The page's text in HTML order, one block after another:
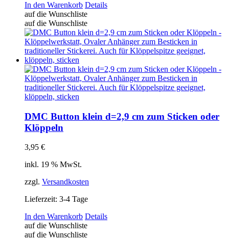
In den Warenkorb Details
auf die Wunschliste
auf die Wunschliste
DMC Button klein d=2,9 cm zum Sticken oder
Klöppeln
3,95 €
inkl. 19 % MwSt.
zzgl. Versandkosten
Lieferzeit: 3-4 Tage
In den Warenkorb Details
auf die Wunschliste
auf die Wunschliste